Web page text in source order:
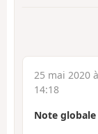
25 mai 2020
14:18
Note globale